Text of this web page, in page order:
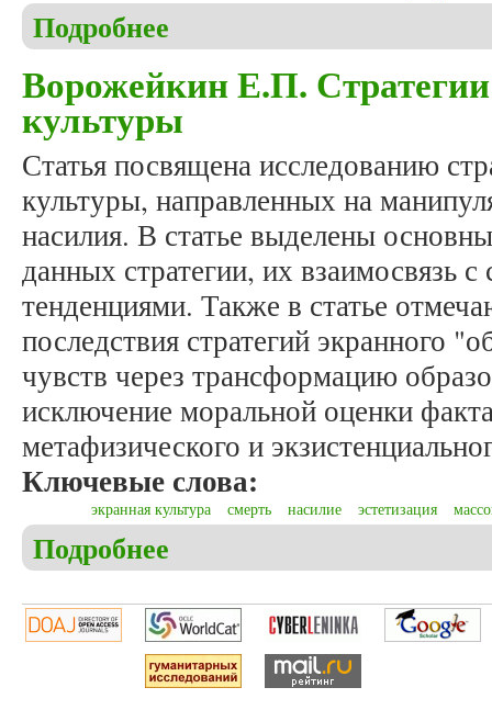
Подробнее
Ворожейкин Е.П.
культуры
Статья посвящена исследованию
культуры, направленных на
насилия. В статье выделены
данных стратегии, их взаимосвязь
тенденциями. Также в статье
последствия стратегий экранного
чувств через трансформацию
исключение моральной оценки
метафизического и
Ключевые слова:
экранная культура смерть насилие эстетизация
Подробнее